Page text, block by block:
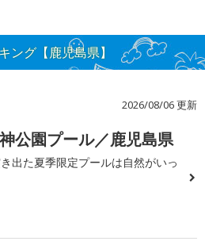
ング【鹿児島県】
2026/08/06 更新
公園プール／鹿児島県
出た夏季限定プールは自然がいっ